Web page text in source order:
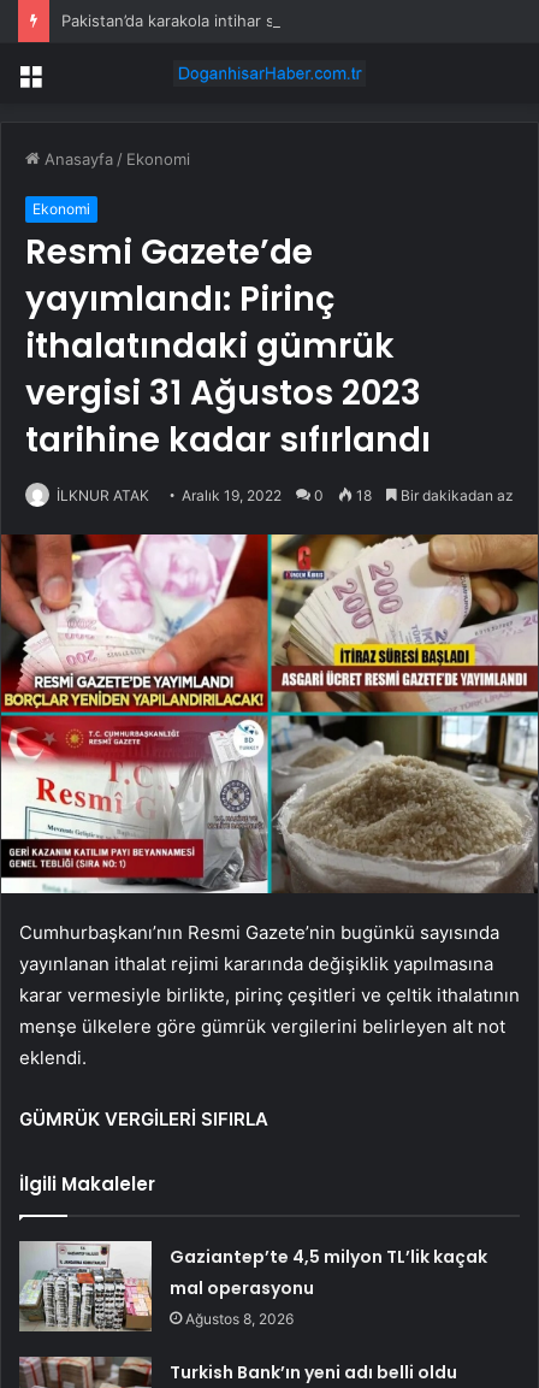
Pakistan’da karakola intihar saldırısı; 7 ölü, 15 yaralı
Menü
Anasayfa / Ekonomi
Ekonomi
Resmi Gazete’de
yayımlandı: Pirinç
ithalatındaki gümrük
vergisi 31 Ağustos 2023
tarihine kadar sıfırlandı
İLKNUR ATAK Aralık 19, 2022 0 18 Bir dakikadan az
Cumhurbaşkanı’nın Resmi Gazete’nin bugünkü sayısında
yayınlanan ithalat rejimi kararında değişiklik yapılmasına
karar vermesiyle birlikte, pirinç çeşitleri ve çeltik ithalatının
menşe ülkelere göre gümrük vergilerini belirleyen alt not
eklendi.
GÜMRÜK VERGİLERİ SIFIRLA
İlgili Makaleler
Gaziantep’te 4,5 milyon TL’lik kaçak
mal operasyonu
Ağustos 8, 2026
Turkish Bank’ın yeni adı belli oldu